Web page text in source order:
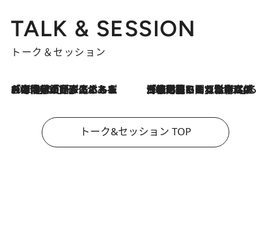
TALK & SESSION
トーク＆セッション
2026.8.3
「今後値上げがあるとすれば…」「リスクがあるのは今年の冬」エネルギー専門家が語る、ホルムズ海峡封鎖が家庭にもたらす“ある心配” 2026.8.3
「住宅建てられない…」「サーチャージ料の高値が続いている」ホルムズ海峡封鎖による影響はいつまで続く？《エネルギー専門家に聞く“どうなる日本の暮らし”》
トーク&セッション TOP